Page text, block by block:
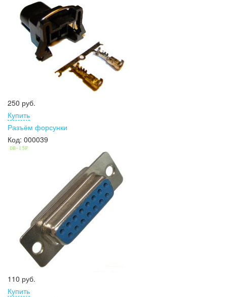
250 руб.
Купить
Разъём форсунки
Код: 000039
110 руб.
Купить